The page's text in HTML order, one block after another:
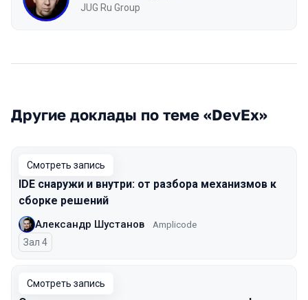
JUG Ru Group
Другие доклады по теме «DevEx»
Смотреть запись
IDE снаружи и внутри: от разбора механизмов к
сборке решений
Александр Шустанов Amplicode
Зал 4
Смотреть запись